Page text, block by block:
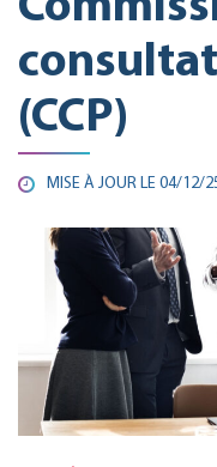
(CCP)
MISE À JOUR LE 04/12/